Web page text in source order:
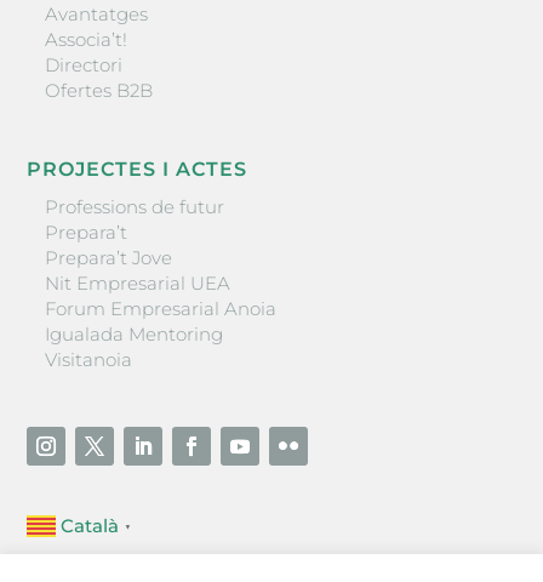
Avantatges
Associa’t!
Directori
Ofertes B2B
PROJECTES I ACTES
Professions de futur
Prepara’t
Prepara’t Jove
Nit Empresarial UEA
Forum Empresarial Anoia
Igualada Mentoring
Visitanoia
Català ▼